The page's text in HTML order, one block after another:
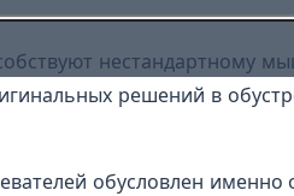
решений в
обусловлен